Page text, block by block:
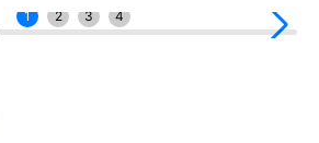
1 2 3 4